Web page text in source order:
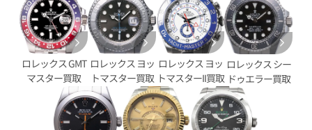
日時点の参考買取価格です
参考買取価格
2,890,000円
※2025年11月時点の参考買取
ロレックス GMT
マスター買取
ロレックス ヨッ
トマスター買取
ロレックス ヨッ
トマスターII買取
ロレックス シー
ドゥエラー買取